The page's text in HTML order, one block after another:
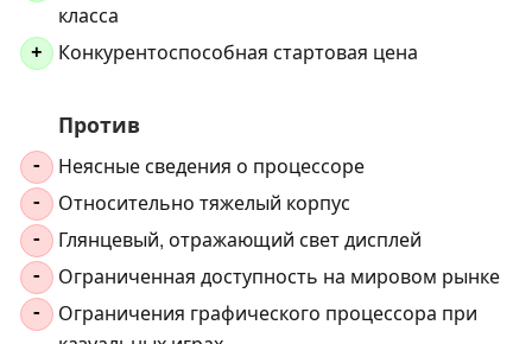
класса
+ Конкурентоспособная стартовая цена
Против
- Неясные сведения о процессоре
- Относительно тяжелый корпус
- Глянцевый, отражающий свет дисплей
- Ограниченная доступность на мировом рынке
-
Ограничения графического процессора при